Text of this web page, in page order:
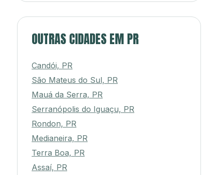
OUTRAS CIDADES EM PR
Candói, PR
São Mateus do Sul, PR
Mauá da Serra, PR
Serranópolis do Iguaçu, PR
Rondon, PR
Medianeira, PR
Terra Boa, PR
Assaí, PR